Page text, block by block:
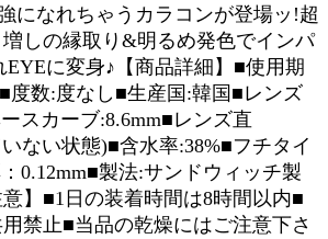
になれちゃうカラコンが登場ッ!超
しの縁取り&明るめ発色でインパ
EYEに変身♪【商品詳細】■使用期
度数:度なし■生産国:韓国■レンズ
スカーブ:8.6mm■レンズ直
ない状態)■含水率:38%■フチタイ
0.12mm■製法:サンドウィッチ製
】■1日の装着時間は8時間以内■
禁止■当品の乾燥にはご注意下さ